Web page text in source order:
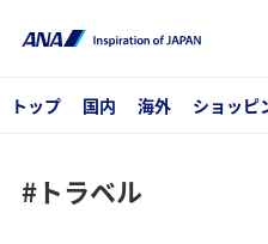
トップ 国内 海外 ショッピ
#トラベル